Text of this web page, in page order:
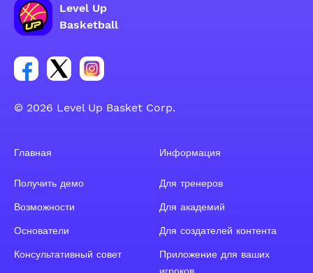
Level Up
Basketball
Ссылка на группу Facebook
Ссылка на группу Tweeter
Ссылка на группу Instagram
© 2026 Level Up Basket Corp.
Главная
Получить демо
Возможности
Основатели
Консультативный совет
Информация
Для тренеров
Для академий
Для создателей контента
Приложение для ваших